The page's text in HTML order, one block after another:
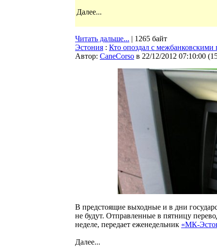
Далее...
Читать дальше... | 1265 байт
Эстония : Кто опоздал с
Автор: CaneCorso в 22/12/2012 07:10:00 (
В предстоящие выходные и в дни
не будут. Отправленные в пятницу
неделе, передает еженедельник «МК-
Далее...